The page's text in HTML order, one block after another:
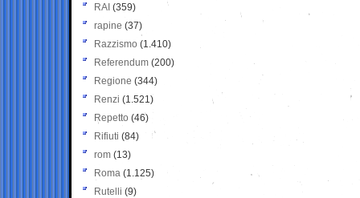
RAI (359)
rapine (37)
Razzismo (1.410)
Referendum (200)
Regione (344)
Renzi (1.521)
Repetto (46)
Rifiuti (84)
rom (13)
Roma (1.125)
Rutelli (9)